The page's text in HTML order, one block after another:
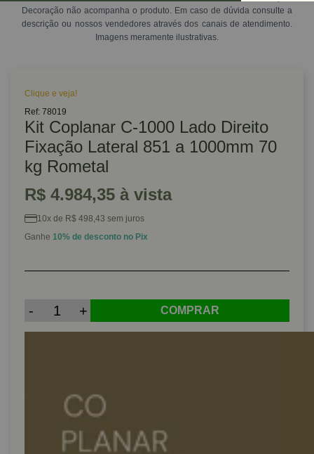
Decoração não acompanha o produto. Em caso de dúvida consulte a
descrição ou nossos vendedores através dos canais de atendimento.
Imagens meramente ilustrativas.
Clique e veja!
Ref: 78019
Kit Coplanar C-1000 Lado Direito
Fixação Lateral 851 a 1000mm 70
kg Rometal
R$ 4.984,35 à vista
10x de R$ 498,43 sem juros
Ganhe 10% de desconto no Pix
- + COMPRAR